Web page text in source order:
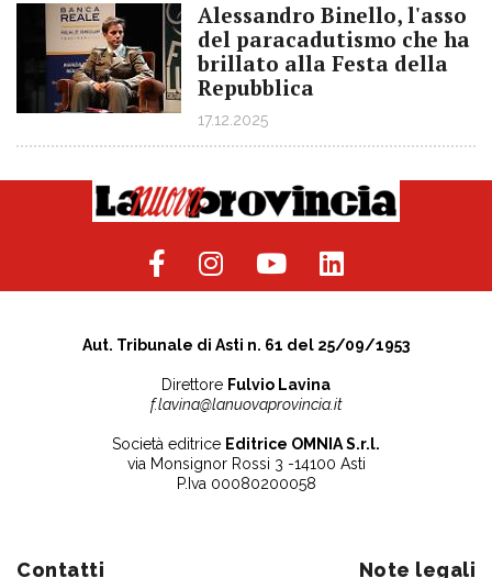
Alessandro Binello, l'asso
del paracadutismo che ha
brillato alla Festa della
Repubblica
17.12.2025
Aut. Tribunale di Asti n. 61 del 25/09/1953
Direttore Fulvio Lavina
f.lavina@lanuovaprovincia.it
Società editrice Editrice OMNIA S.r.l.
via Monsignor Rossi 3 -14100 Asti
P.Iva 00080200058
Contatti Note legali